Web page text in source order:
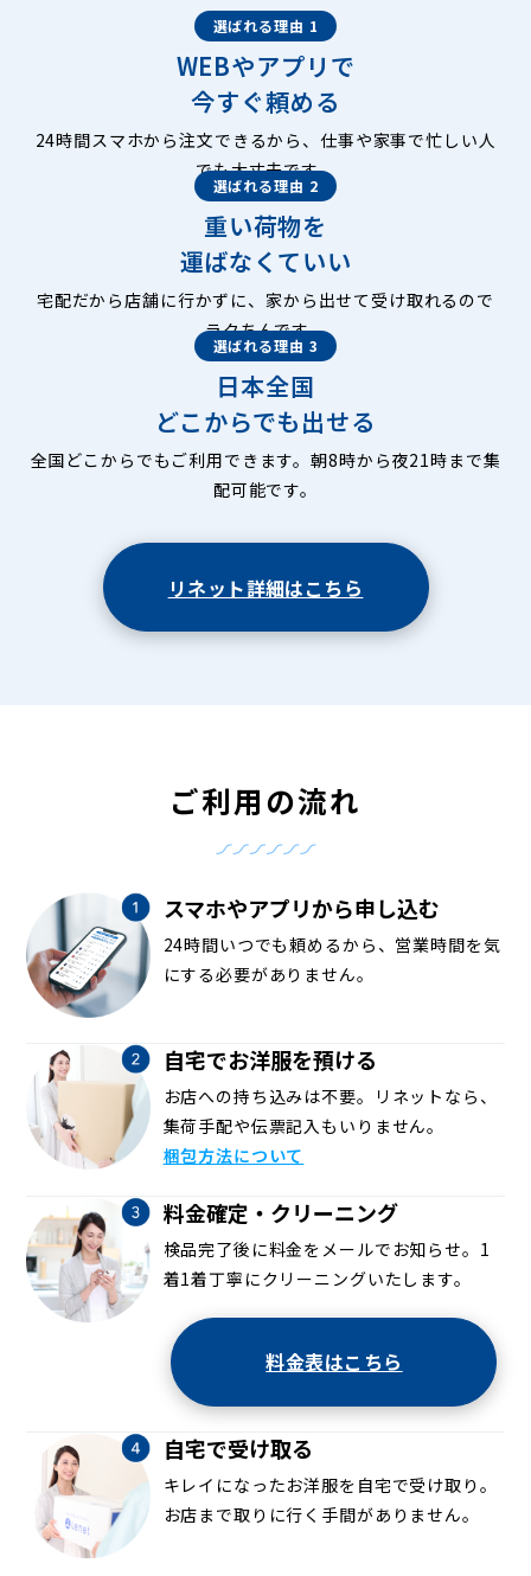
選ばれる理由 1
WEBやアプリで
今すぐ頼める
24時間スマホから注文できるから、仕事や家事で忙しい人
でも大丈夫です。
選ばれる理由 2
重い荷物を
運ばなくていい
宅配だから店舗に行かずに、家から出せて受け取れるので
ラクちんです。
選ばれる理由 3
日本全国
どこからでも出せる
全国どこからでもご利用できます。朝8時から夜21時まで集
配可能です。
リネット詳細はこちら
ご利用の流れ
スマホやアプリから申し込む
24時間いつでも頼めるから、営業時間を気
にする必要がありません。
自宅でお洋服を預ける
お店への持ち込みは不要。リネットなら、
集荷手配や伝票記入もいりません。
梱包方法について
料金確定・クリーニング
検品完了後に料金をメールでお知らせ。1
着1着丁寧にクリーニングいたします。
料金表はこちら
自宅で受け取る
キレイになったお洋服を自宅で受け取り。
お店まで取りに行く手間がありません。